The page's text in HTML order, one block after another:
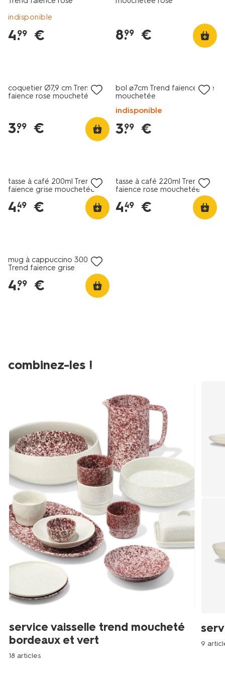
cuisiner/manger/vaisselle/service-
vaisselle-
mouchete-
indisponible
4.
99 € 8.
99 €
coquetier Ø7,9 cm Trend
faïence rose moucheté
3.
99 €
bol ⌀7cm Trend faïence rose
mouchetée
indisponible
3.
99 €
tasse à café 200ml Trend
faïence grise mouchetée
4.
49 €
tasse à café 220ml Trend
faïence rose mouchetée
4.
49 €
mug à cappuccino 300 ml
Trend faïence grise
4.
99 €
combinez-les !
service vaisselle trend moucheté
bordeaux et vert
18 articles
9